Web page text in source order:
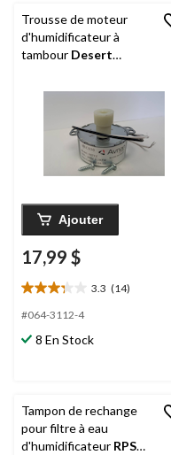
Trousse de moteur
d'humidificateur à
tambour Desert
c.a., moteur de 1,2
tr/min, 5 x 6-1/2 x 5 po
Ajouter
17,99 $
3.3 (14)
3.3
étoile(s)
5.
#064-3112-4
8 En Stock
Tampon de rechange
pour filtre à eau
d'humidificateur RPS